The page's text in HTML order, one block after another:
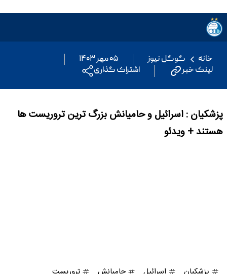
خانه گوگل نیوز
۰۵ مهر ۱۴۰۳
لینک خبر
اشتراک گذاری
پزشکیان : اسرائیل و حامیانش بزرگ ترین تروریست ها
هستند + ویدئو